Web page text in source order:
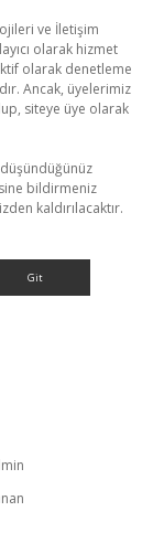
ve İletişim
olarak hizmet
olarak denetleme
Ancak, üyelerimiz
siteye üye olarak
bildirmeniz
kaldırılacaktır.